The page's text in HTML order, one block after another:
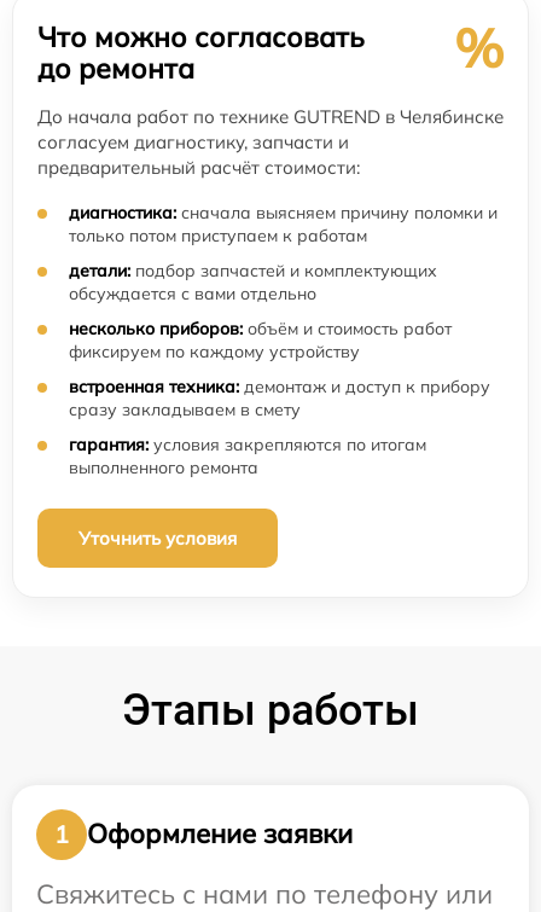
Что можно согласовать
до ремонта
%
До начала работ по технике GUTREND в Челябинске
согласуем диагностику, запчасти и
предварительный расчёт стоимости:
диагностика: сначала выясняем причину поломки и
только потом приступаем к работам
детали: подбор запчастей и комплектующих
обсуждается с вами отдельно
несколько приборов: объём и стоимость работ
фиксируем по каждому устройству
встроенная техника: демонтаж и доступ к прибору
сразу закладываем в смету
гарантия: условия закрепляются по итогам
выполненного ремонта
Уточнить условия
Этапы работы
1
Оформление заявки
Свяжитесь с нами по телефону или